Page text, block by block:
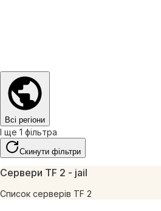
Всі регіони
І ще 1 фільтра
Скинути фільтри
Сервери TF 2 - jail
Список серверів TF 2